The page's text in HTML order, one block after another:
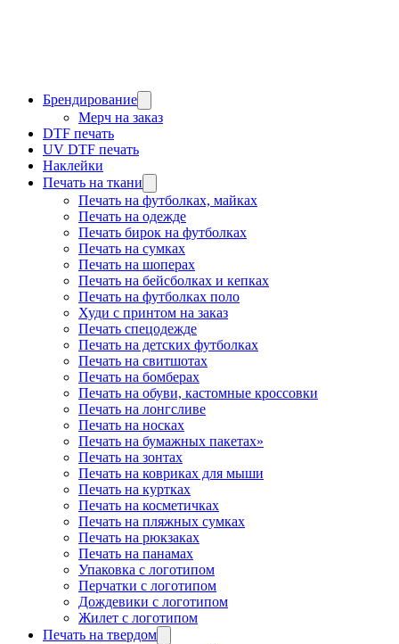
Брендирование
Мерч на заказ
DTF печать
UV DTF печать
Наклейки
Печать на ткани
Печать на футболках, майках
Печать на одежде
Печать бирок на футболках
Печать на сумках
Печать на шоперах
Печать на бейсболках и кепках
Печать на футболках поло
Худи с принтом на заказ
Печать спецодежде
Печать на детских футболках
Печать на свитшотах
Печать на бомберах
Печать на обуви, кастомные кроссовки
Печать на лонгсливе
Печать на носках
Печать на бумажных пакетах»
Печать на зонтах
Печать на ковриках для мыши
Печать на куртках
Печать на косметичках
Печать на пляжных сумках
Печать на рюкзаках
Печать на панамах
Упаковка с логотипом
Перчатки с логотипом
Дождевики с логотипом
Жилет с логотипом
Печать на твердом